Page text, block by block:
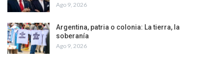
Ago 9, 2026
Argentina, patria o colonia: La tierra, la
soberanía
Ago 9, 2026